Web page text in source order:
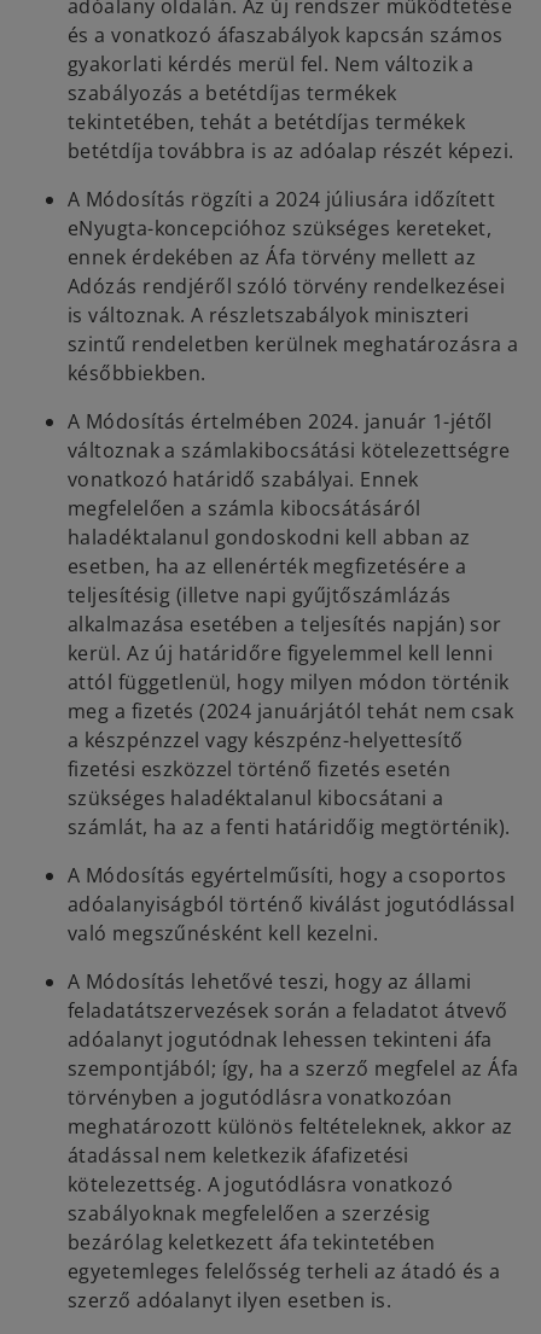
adóalany oldalán. Az új rendszer működtetése
és a vonatkozó áfaszabályok kapcsán számos
gyakorlati kérdés merül fel. Nem változik a
szabályozás a betétdíjas termékek
tekintetében, tehát a betétdíjas termékek
betétdíja továbbra is az adóalap részét képezi.
A Módosítás rögzíti a 2024 júliusára időzített
eNyugta-koncepcióhoz szükséges kereteket,
ennek érdekében az Áfa törvény mellett az
Adózás rendjéről szóló törvény rendelkezései
is változnak. A részletszabályok miniszteri
szintű rendeletben kerülnek meghatározásra a
későbbiekben.
A Módosítás értelmében 2024. január 1-jétől
változnak a számlakibocsátási kötelezettségre
vonatkozó határidő szabályai. Ennek
megfelelően a számla kibocsátásáról
haladéktalanul gondoskodni kell abban az
esetben, ha az ellenérték megfizetésére a
teljesítésig (illetve napi gyűjtőszámlázás
alkalmazása esetében a teljesítés napján) sor
kerül. Az új határidőre figyelemmel kell lenni
attól függetlenül, hogy milyen módon történik
meg a fizetés (2024 januárjától tehát nem csak
a készpénzzel vagy készpénz-helyettesítő
fizetési eszközzel történő fizetés esetén
szükséges haladéktalanul kibocsátani a
számlát, ha az a fenti határidőig megtörténik).
A Módosítás egyértelműsíti, hogy a csoportos
adóalanyiságból történő kiválást jogutódlással
való megszűnésként kell kezelni.
A Módosítás lehetővé teszi, hogy az állami
feladatátszervezések során a feladatot átvevő
adóalanyt jogutódnak lehessen tekinteni áfa
szempontjából; így, ha a szerző megfelel az Áfa
törvényben a jogutódlásra vonatkozóan
meghatározott különös feltételeknek, akkor az
átadással nem keletkezik áfafizetési
kötelezettség. A jogutódlásra vonatkozó
szabályoknak megfelelően a szerzésig
bezárólag keletkezett áfa tekintetében
egyetemleges felelősség terheli az átadó és a
szerző adóalanyt ilyen esetben is.